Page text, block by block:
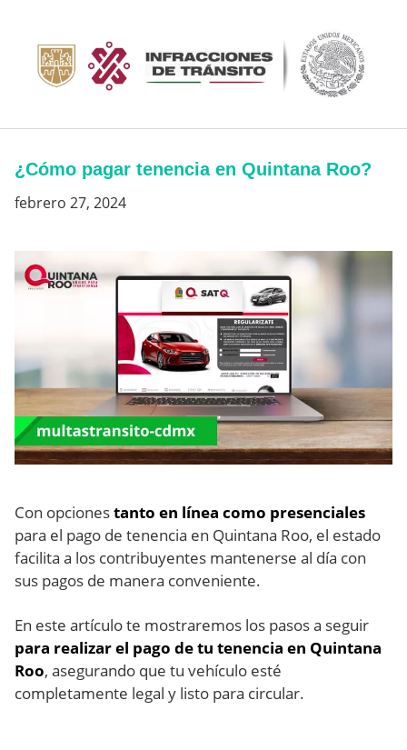
contenido
¿Cómo pagar tenencia en Quintana Roo?
febrero 27, 2024
Con opcionestanto en línea como presenciales
para el pago de tenencia en Quintana Roo, el estado
facilita a los contribuyentes mantenerse al día con
sus pagos de manera conveniente.
En este artículo te mostraremos los pasos a seguir
para realizar el pago de tu tenencia en Quintana
Roo, asegurando que tu vehículo esté
completamente legal y listo para circular.